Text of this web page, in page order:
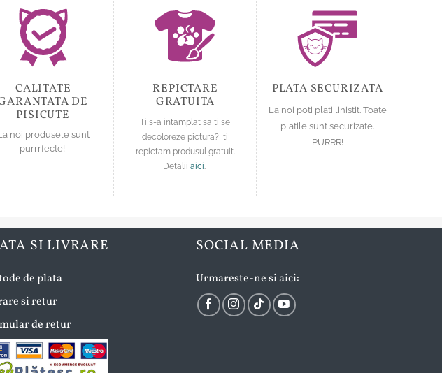
fi
alese
pagina
produsului.
pagina
produsului.
CALITATE
DE
PISICUTE
noi produsele sunt
purrrfecte!
REPICTARE
GRATUITA
Ti s-a intamplat sa ti se
decoloreze pictura? Iti
repictam produsul gratuit.
Detalii aici
PLATA SECURIZATA
La noi poti plati linistit. Toate
platile sunt securizate.
PURRR!
SI LIVRARE
de plata
si retur
de retur
SOCIAL MEDIA
Urmareste-ne si aici: